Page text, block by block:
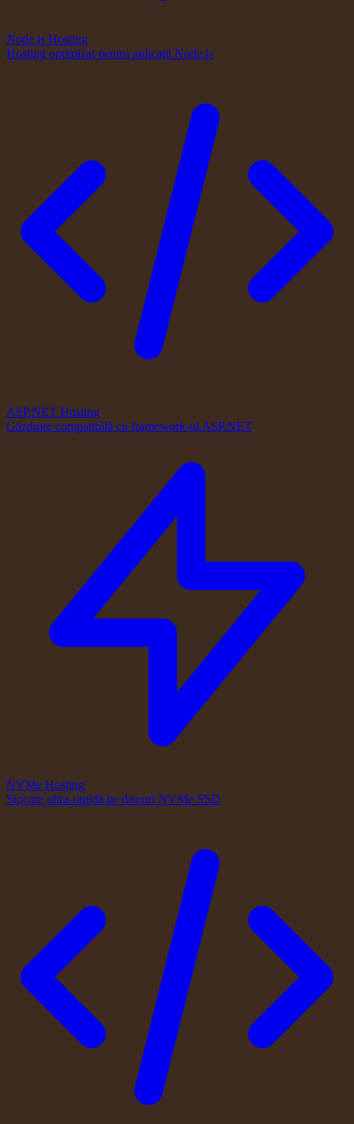
Node.js Hosting
Hosting optimizat pentru aplicații Node.js
ASP.NET Hosting
Găzduire compatibilă cu framework-ul ASP.NET
NVMe Hosting
Stocare ultra-rapidă pe discuri NVMe SSD